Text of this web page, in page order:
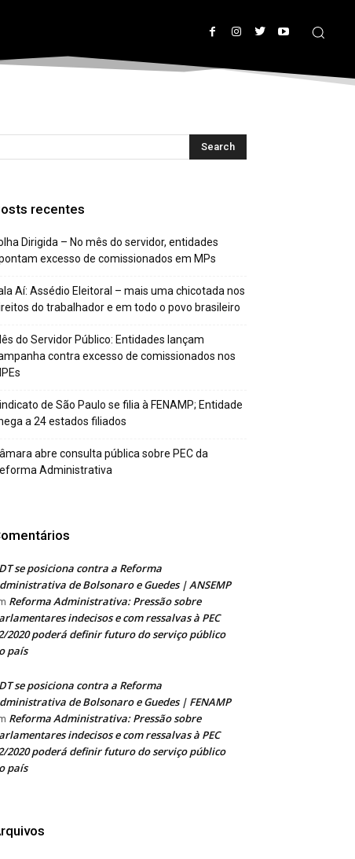
recentes
Dirigida – No mês do servidor, entidades
excesso de comissionados em MPs
Aí: Assédio Eleitoral – mais uma chicotada nos
do trabalhador e em todo o povo brasileiro
do Servidor Público: Entidades lançam
contra excesso de comissionados nos
de São Paulo se filia à FENAMP; Entidade
a 24 estados filiados
abre consulta pública sobre PEC da
Administrativa
se posiciona contra a Reforma
de Bolsonaro e Guedes | ANSEMP
Reforma Administrativa: Pressão sobre
indecisos e com ressalvas à PEC
2020 poderá definir futuro do serviço público
país
se posiciona contra a Reforma
de Bolsonaro e Guedes | FENAMP
Reforma Administrativa: Pressão sobre
indecisos e com ressalvas à PEC
2020 poderá definir futuro do serviço público
país